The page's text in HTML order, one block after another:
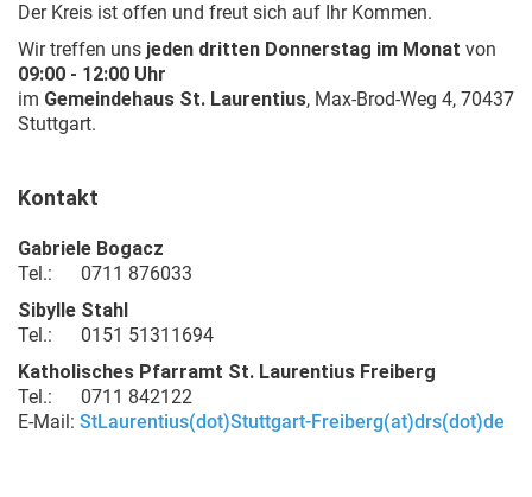
Der Kreis ist offen und freut sich auf Ihr Kommen.
Wir treffen uns jeden dritten Donnerstag im Monat von
09:00 - 12:00 Uhr
im Gemeindehaus St. Laurentius, Max-Brod-Weg 4, 70437
Stuttgart.
Kontakt
Gabriele Bogacz
Tel.: 0711 876033
Sibylle Stahl
Tel.: 0151 51311694
Katholisches Pfarramt St. Laurentius Freiberg
Tel.: 0711 842122
E-Mail: StLaurentius(dot)Stuttgart-Freiberg(at)drs(dot)de